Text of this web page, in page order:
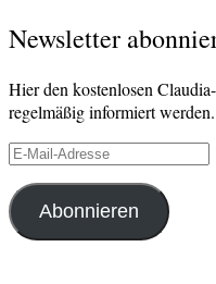
von
Christian
im
Newsletter
Hier den kostenlosen
regelmäßig informiert werden.
E-
Mail-
Adresse
Abonnieren